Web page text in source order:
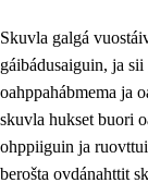
Skuvla galgá
gáibádusaiguin, ja
oahppahábmema ja
skuvla hukset buori
ohppiiguin ja
berošta ovdánahttit